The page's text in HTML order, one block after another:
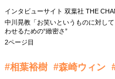
インタビューサイト 双葉社 THE
中川晃教「お笑いというものに対し
わせるための“緻密さ”
2ページ目
#相葉裕樹 #森崎ウィン